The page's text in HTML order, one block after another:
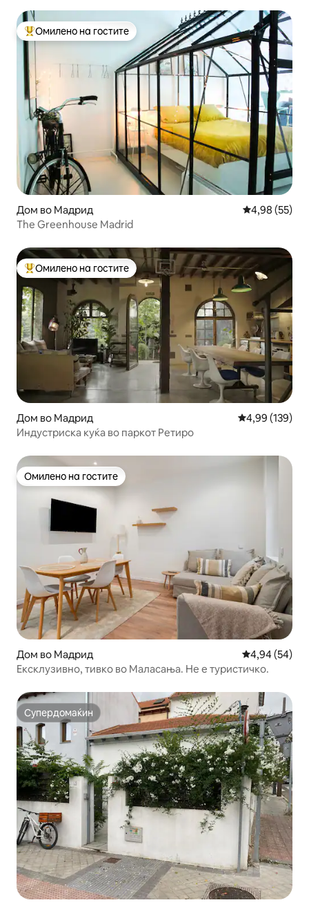
Меѓу најуспешните „Омилени на гостите“
Омилено на гостите
Дом во Мадрид Просечна
4,98 (55)
The Greenhouse Madrid
Меѓу најуспешните „Омилени на гостите“
Омилено на гостите
Дом во Мадрид Просечна
4,99 (139)
Индустриска куќа во паркот Ретиро
Омилено на гостите
Омилено на гостите
Дом во Мадрид Просечна
4,94 (54)
Ексклузивно, тивко во Маласања. Не е туристичко.
Супердомаќин
Супердомаќин